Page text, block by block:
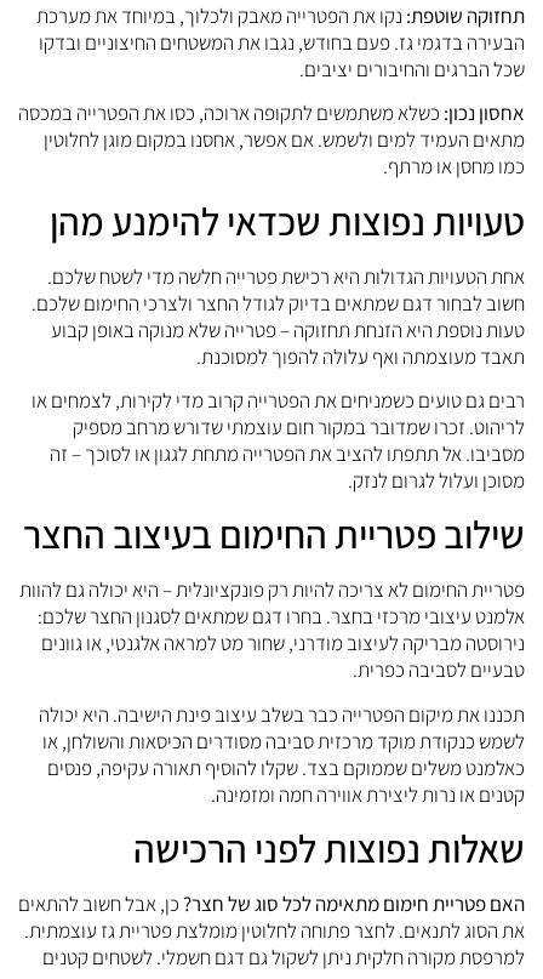
תחזוקה שוטפת: נקו את הפטרייה מאבק ולכלוך, במיוחד את מערכת
הבעירה בדגמי גז. פעם בחודש, נגבו את המשטחים החיצוניים ובדקו
שכל הברגים והחיבורים יציבים.
אחסון נכון: כשלא משתמשים לתקופה ארוכה, כסו את הפטרייה במכסה
מתאים העמיד למים ולשמש. אם אפשר, אחסנו במקום מוגן לחלוטין
כמו מחסן או מרתף.
טעויות נפוצות שכדאי להימנע מהן
אחת הטעויות הגדולות היא רכישת פטרייה חלשה מדי לשטח שלכם.
חשוב לבחור דגם שמתאים בדיוק לגודל החצר ולצרכי החימום שלכם.
טעות נוספת היא הזנחת תחזוקה – פטרייה שלא מנוקה באופן קבוע
תאבד מעוצמתה ואף עלולה להפוך למסוכנת.
רבים גם טועים כשמניחים את הפטרייה קרוב מדי לקירות, לצמחים או
לריהוט. זכרו שמדובר במקור חום עוצמתי שדורש מרחב מספיק
מסביבו. אל תתפתו להציב את הפטרייה מתחת לגגון או לסוכך – זה
מסוכן ועלול לגרום לנזק.
שילוב פטריית החימום בעיצוב החצר
פטריית החימום לא צריכה להיות רק פונקציונלית – היא יכולה גם להוות
אלמנט עיצובי מרכזי בחצר. בחרו דגם שמתאים לסגנון החצר שלכם:
נירוסטה מבריקה לעיצוב מודרני, שחור מט למראה אלגנטי, או גוונים
טבעיים לסביבה כפרית.
תכננו את מיקום הפטרייה כבר בשלב עיצוב פינת הישיבה. היא יכולה
לשמש כנקודת מוקד מרכזית סביבה מסודרים הכיסאות והשולחן, או
כאלמנט משלים שממוקם בצד. שקלו להוסיף תאורה עקיפה, פנסים
קטנים או נרות ליצירת אווירה חמה ומזמינה.
שאלות נפוצות לפני הרכישה
האם פטריית חימום מתאימה לכל סוג של חצר?כן, אבל חשוב להתאים
את הסוג לתנאים. לחצר פתוחה לחלוטין מומלצת פטריית גז עוצמתית.
למרפסת מקורה חלקית ניתן לשקול גם דגם חשמלי. לשטחים קטנים